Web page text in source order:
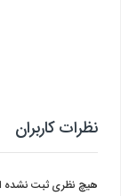
نظرات کاربران
هیچ نظری ثبت